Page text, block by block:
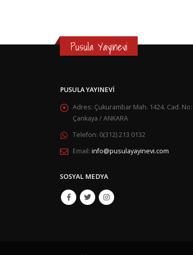
Pusula Yayınevi
PUSULA YAYINEVI
Adres: Çukurambar Mah. 1424. Cad.
Çankaya / ANKARA
Telefon: 0(312) 213 0132
Email: info@pusulayayinevi.com
SOSYAL MEDYA